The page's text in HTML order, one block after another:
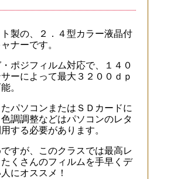
製の、２．４型カラー液晶付
ナーです。
ポジフィルム対応で、１４０
ーによって最大３２００ｄｐ
。
パソコンまたはＳＤカードに
調調整などはパソコンのレタ
する必要があります。
すが、このクラスでは最高レ
くさんのフィルムを手早くデ
にオススメ！